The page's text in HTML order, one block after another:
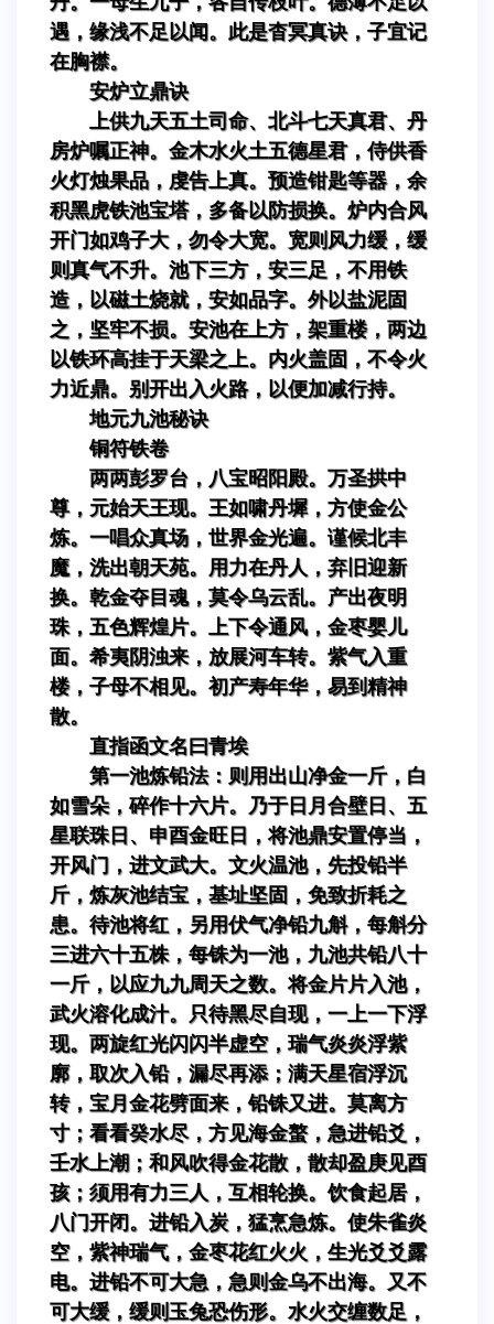
遇，缘浅不足以闻。此是杳冥真诀，子宜记
在胸襟。
安炉立鼎诀
上供九天五土司命、北斗七天真君、丹
房炉嘱正神。金木水火土五德星君，侍供香
火灯烛果品，虔告上真。预造钳匙等器，余
积黑虎铁池宝塔，多备以防损换。炉内合风
开门如鸡子大，勿令大宽。宽则风力缓，缓
则真气不升。池下三方，安三足，不用铁
造，以磁土烧就，安如品字。外以盐泥固
之，坚牢不损。安池在上方，架重楼，两边
以铁环高挂于天梁之上。内火盖固，不令火
力近鼎。别开出入火路，以便加减行持。
地元九池秘诀
铜符铁卷
两两彭罗台，八宝昭阳殿。万圣拱中
尊，元始天王现。王如啸丹墀，方使金公
炼。一唱众真场，世界金光遍。谨候北丰
魔，洗出朝天苑。用力在丹人，弃旧迎新
换。乾金夺目魂，莫令乌云乱。产出夜明
珠，五色辉煌片。上下令通风，金枣婴儿
面。希夷阴浊来，放展河车转。紫气入重
楼，子母不相见。初产寿年华，易到精神
散。
直指函文名曰青埃
第一池炼铅法：则用出山净金一斤，白
如雪朵，碎作十六片。乃于日月合壁日、五
星联珠日、申酉金旺日，将池鼎安置停当，
开风门，进文武大。文火温池，先投铅半
斤，炼灰池结宝，基址坚固，免致折耗之
患。待池将红，另用伏气净铅九斛，每斛分
三进六十五株，每铢为一池，九池共铅八十
一斤，以应九九周天之数。将金片片入池，
武火溶化成汁。只待黑尽自现，一上一下浮
现。两旋红光闪闪半虚空，瑞气炎炎浮紫
廓，取次入铅，漏尽再添；满天星宿浮沉
转，宝月金花劈面来，铅铢又进。莫离方
寸；看看癸水尽，方见海金螯，急进铅爻，
壬水上潮；和风吹得金花散，散却盈庚见酉
孩；须用有力三人，互相轮换。饮食起居，
八门开闭。进铅入炭，猛烹急炼。使朱雀炎
空，紫神瑞气，金枣花红火火，生光爻爻露
电。进铅不可大急，急则金乌不出海。又不
可大缓，缓则玉兔恐伤形。水火交缠数足，